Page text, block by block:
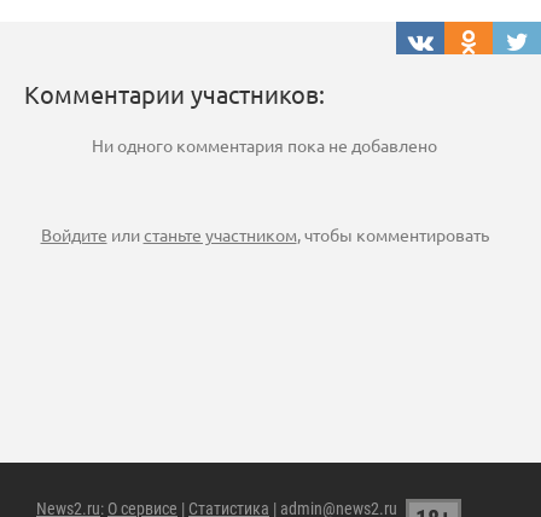
Комментарии участников:
Ни одного комментария пока не добавлено
Войдите илистаньте участником, чтобы комментировать
News2.ru: О сервисе | Статистика | admin@news2.ru